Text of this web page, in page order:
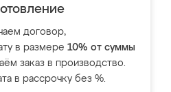
договор,
в размере 10% от суммы
заказ в производство.
в рассрочку без %.